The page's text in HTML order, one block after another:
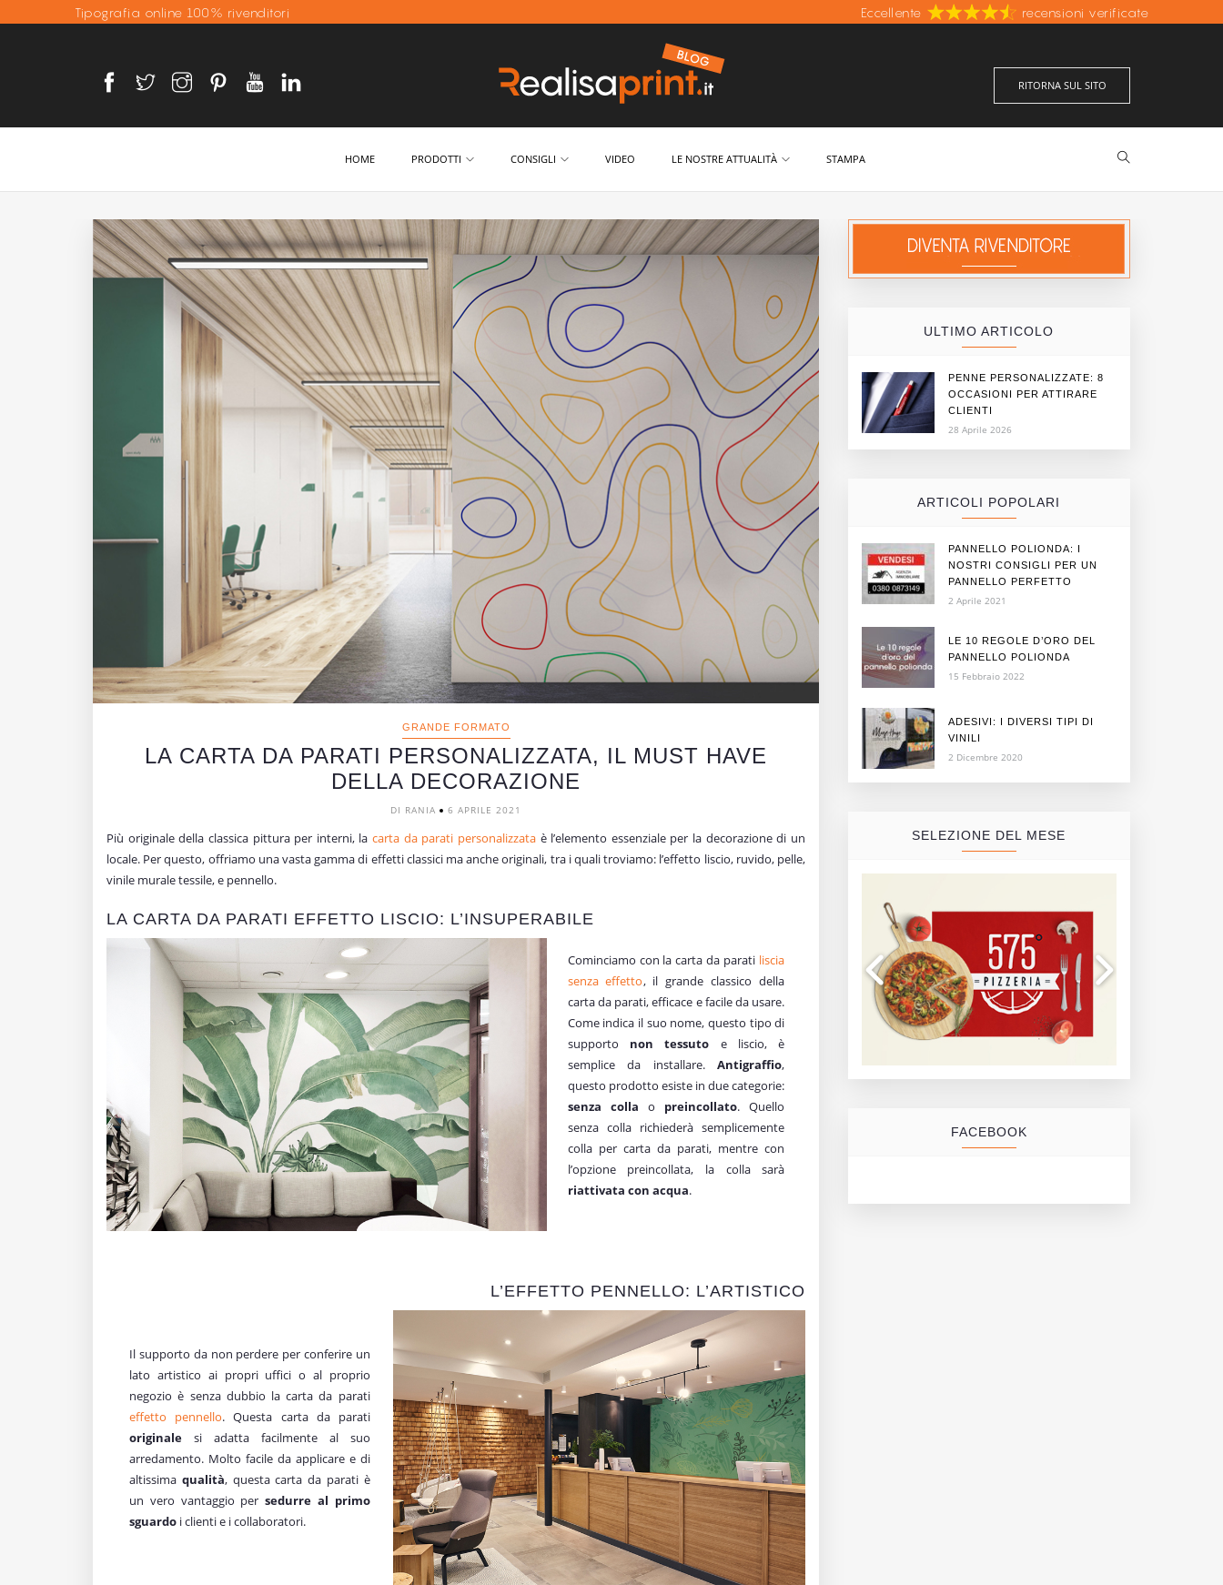
Tipografia online 100% rivenditori Fabbricazione italiana
Eccellente
recensioni verificate
RITORNA SUL SITO
HOME PRODOTTI CONSIGLI VIDEO LE NOSTRE ATTUALITÀ STAMPA
GRANDE FORMATO
LA CARTA DA PARATI PERSONALIZZATA, IL MUST HAVE
DELLA DECORAZIONE
DI RANIA 6 APRILE 2021
Più originale della classica pittura per interni, lacarta da parati personalizzataè l’elemento essenziale per la decorazione di un
locale. Per questo, offriamo una vasta gamma di effetti classici ma anche originali, tra i quali troviamo: l’effetto liscio, ruvido, pelle,
vinile murale tessile, e pennello.
LA CARTA DA PARATI EFFETTO LISCIO: L’INSUPERABILE
Cominciamo con la carta da parati liscia
senza effetto, il grande classico della
carta da parati, efficace e facile da usare.
Come indica il suo nome, questo tipo di
supporto non tessuto e liscio, è
semplice da installare.Antigraffio,
questo prodotto esiste in due categorie:
senza colla o preincollato. Quello
senza colla richiederà semplicemente
colla per carta da parati, mentre con
l’opzione preincollata, la colla sarà
riattivata con acqua.
L’EFFETTO PENNELLO: L’ARTISTICO
Il supporto da non perdere per conferire un
lato artistico ai propri uffici o al proprio
negozio è senza dubbio la carta da parati
effetto pennello. Questa carta da parati
originalesi adatta facilmente al suo
arredamento. Molto facile da applicare e di
altissima qualità, questa carta da parati è
un vero vantaggio per sedurre al primo
sguardo i clienti e i collaboratori.
ULTIMO ARTICOLO
PENNE PERSONALIZZATE: 8
OCCASIONI PER ATTIRARE
CLIENTI
28 Aprile 2026
ARTICOLI POPOLARI
PANNELLO POLIONDA: I
NOSTRI CONSIGLI PER UN
PANNELLO PERFETTO
2 Aprile 2021
LE 10 REGOLE D’ORO DEL
PANNELLO POLIONDA
15 Febbraio 2022
ADESIVI: I DIVERSI TIPI DI
VINILI
2 Dicembre 2020
SELEZIONE DEL MESE
FACEBOOK